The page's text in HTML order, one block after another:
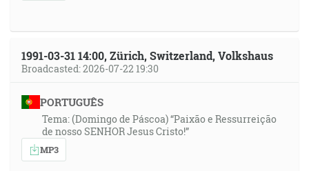
1991-03-31 14:00, Zürich, Switzerland, Volkshaus
Broadcasted: 2026-07-22 19:30
PORTUGUÊS
Tema: (Domingo de Páscoa) “Paixão e Ressurreição
de nosso SENHOR Jesus Cristo!”
MP3